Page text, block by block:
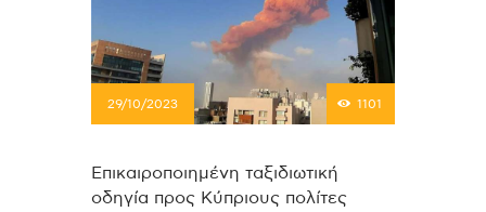
29/10/2023 1101
Επικαιροποιημένη ταξιδιωτική
οδηγία προς Κύπριους πολίτες